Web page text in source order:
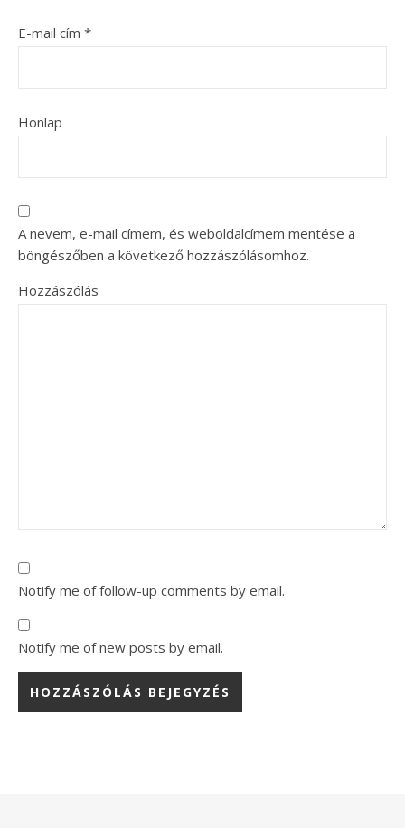
E-mail cím *
Honlap
A nevem, e-mail címem, és weboldalcímem mentése a
böngészőben a következő hozzászólásomhoz.
Hozzászólás
Notify me of follow-up comments by email.
Notify me of new posts by email.